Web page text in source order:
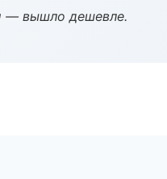
— вышло дешевле.